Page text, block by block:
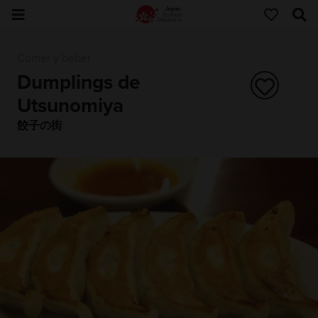
Dumplings de
Utsunomiya
餃子の街